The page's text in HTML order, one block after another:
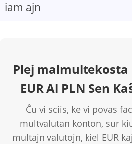
iam ajn
Plej malmultekosta
EUR Al PLN Sen
Ĉu vi sciis, ke vi povas
multvalutan konton, sur
multajn valutojn, kiel EUR